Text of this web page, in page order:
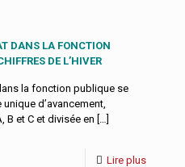
DANS LA FONCTION
DE L’HIVER
la fonction publique se
d’avancement,
B et C et divisée en […]
Lire plus